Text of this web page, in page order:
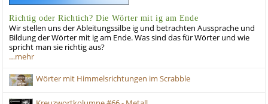
Richtig oder Richtich? Die Wörter mit ig am Ende
Wir stellen uns der Ableitungssilbe ig und betrachten Aussprache und
Bildung der Wörter mit ig am Ende. Was sind das für Wörter und wie
spricht man sie richtig aus?
…mehr
Wörter mit Himmelsrichtungen im Scrabble